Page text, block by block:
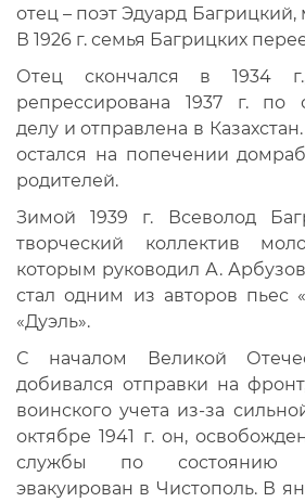
отец – поэт Эдуард Багрицкий,
В 1926 г. семья Багрицких
Отец скончался в 1934
репрессирована 1937 г. по
делу и отправлена в
остался на попечении
родителей.
Зимой 1939 г. Всеволод
творческий коллектив
которым руководил А.
стал одним из авторов пьес
«Дуэль».
С началом Великой
добивался отправки на
воинского учета из-за
октябре 1941 г. он,
службы по состоянию
эвакуирован в Чистополь. В